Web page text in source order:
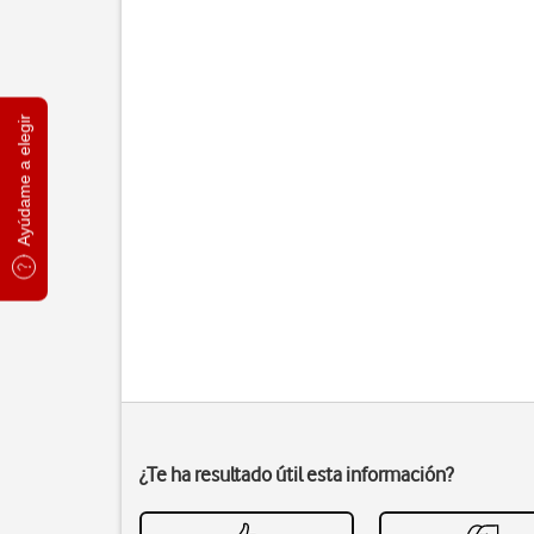
Ayúdame a elegir
¿Te ha resultado útil esta información?